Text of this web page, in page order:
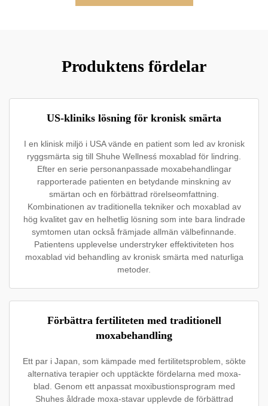
Produktens fördelar
US-kliniks lösning för kronisk smärta
I en klinisk miljö i USA vände en patient som led av kronisk
ryggsmärta sig till Shuhe Wellnesś moxablad för lindring.
Efter en serie personanpassade moxabehandlingar
rapporterade patienten en betydande minskning av
smärtan och en förbättrad rörelseomfattning.
Kombinationen av traditionella tekniker och moxablad av
hög kvalitet gav en helhetlig lösning som inte bara lindrade
symtomen utan också främjade allmän välbefinnande.
Patientens upplevelse understryker effektiviteten hos
moxablad vid behandling av kronisk smärta med naturliga
metoder.
Förbättra fertiliteten med traditionell
moxabehandling
Ett par i Japan, som kämpade med fertilitetsproblem, sökte
alternativa terapier och upptäckte fördelarna med moxa-
blad. Genom ett anpassat moxibustionsprogram med
Shuhes åldrade moxa-stavar upplevde de förbättrad